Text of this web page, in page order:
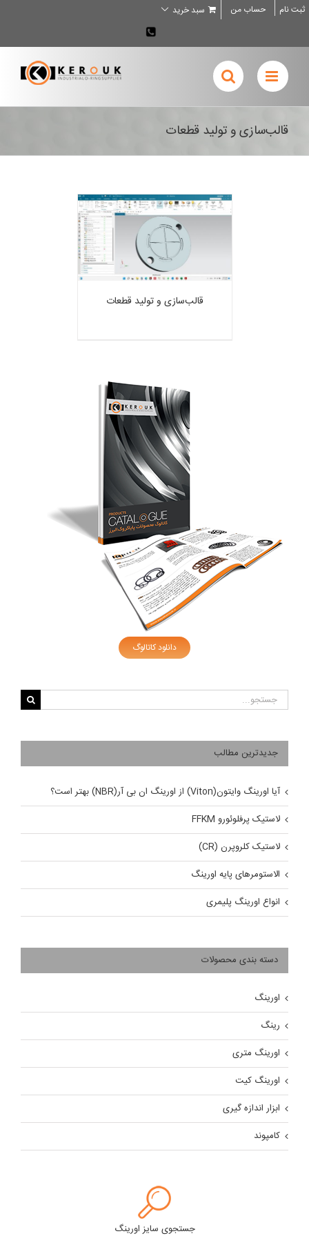
Skip
to
ثبت نام حساب من سبد خرید
02636707898
قالب‌سازی و تولید قطعات
قالب‌سازی و تولید قطعات
دانلود کاتالوگ
جستجو
برای:
جدیدترین مطالب
آیا اورینگ وایتون(Viton) از اورینگ ان بی آر(NBR) بهتر است؟
لاستیک پرفلوئورو FFKM
لاستیک کلروپرن (CR)
الاستومرهای پایه اورینگ
انواع اورینگ پلیمری
دسته بندی محصولات
اورینگ
رینگ
اورینگ متری
اورینگ کیت
ابزار اندازه گیری
کامپوند
جستجوی سایز اورینگ